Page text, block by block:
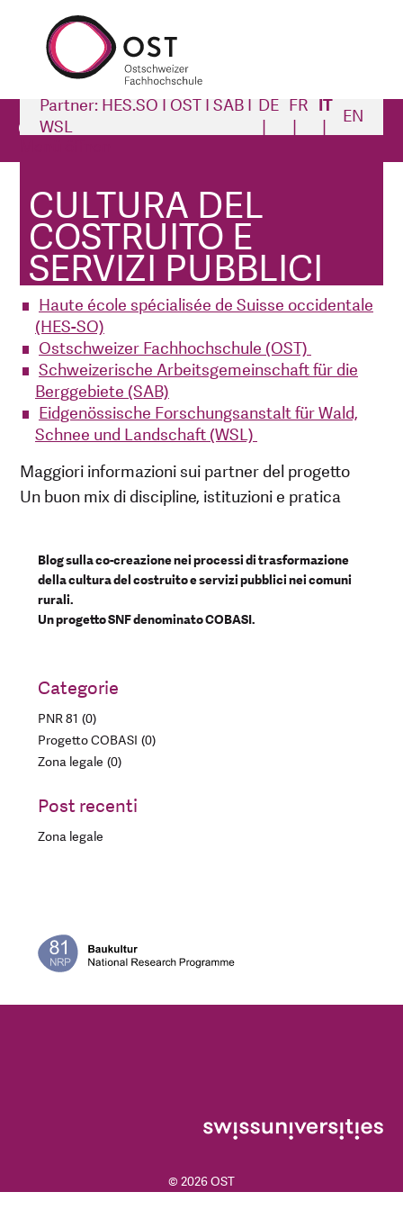
Partner: HES.SO I OST I SAB I
WSL
DE FR IT EN
CULTURA DEL
COSTRUITO E
SERVIZI PUBBLICI
Cultura del costruito e servizi pubblici
Partner: HES.SO I OST I SAB I WSL
Partner del progetto
Haute école spécialisée de Suisse occidentale
(HES-SO)
Ostschweizer Fachhochschule (OST)
Schweizerische Arbeitsgemeinschaft für die
Berggebiete (SAB)
Eidgenössische Forschungsanstalt für Wald,
Schnee und Landschaft (WSL)
Maggiori informazioni sui partner del progetto
Un buon mix di discipline, istituzioni e pratica
Blog sulla co-creazione nei processi di trasformazione
della cultura del costruito e servizi pubblici nei comuni
rurali.
Un progetto SNF denominato COBASI.
Categorie
PNR 81 0
Progetto COBASI 0
Zona legale 0
Post recenti
Zona legale
© 2026 OST